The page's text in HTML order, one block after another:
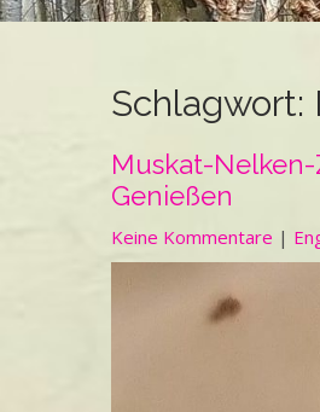
Schlagwort:
Muskat-
Genießen
Keine Kommentare |